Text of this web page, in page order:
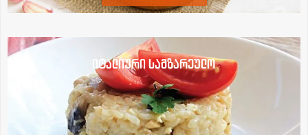
იტალიური სამზარეულო